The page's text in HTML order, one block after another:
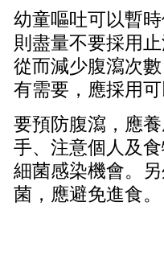
幼童嘔吐可以暫
則盡量不要採用
從而減少腹瀉次
有需要，應採用
要預防腹瀉，應
手、注意個人及
細菌感染機會。
菌，應避免進食。